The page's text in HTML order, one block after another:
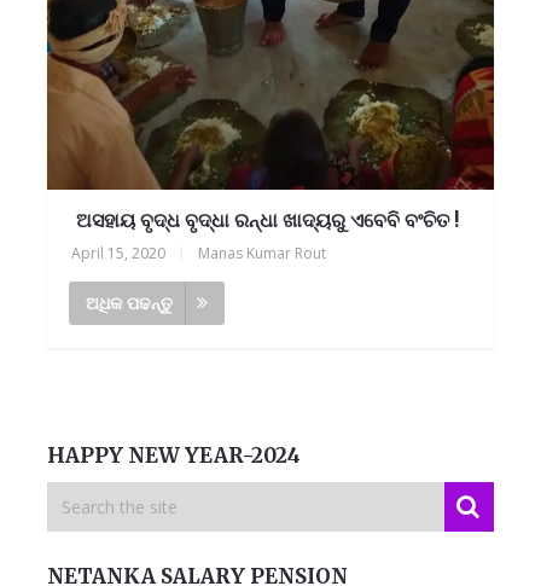
ଅସହାୟ ବୃଦ୍ଧ ବୃଦ୍ଧା ରନ୍ଧା ଖାଦ୍ୟରୁ ଏବେବି ବଂଚିତ !
April 15, 2020 Manas Kumar Rout
ଅଧିକ ପଢନ୍ତୁ
HAPPY NEW YEAR-2024
NETANKA SALARY PENSION